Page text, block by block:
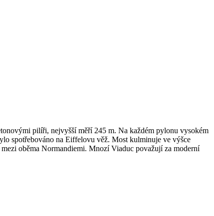
pilíři, nejvyšší měří 245 m. Na každém pylonu vysokém
spotřebováno na Eiffelovu věž. Most kulminuje ve výšce
oběma Normandiemi. Mnozí Viaduc považují za moderní